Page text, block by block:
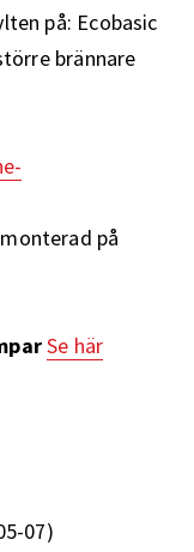
på: Ecobasic
brännare
monterad på
Se här
07)